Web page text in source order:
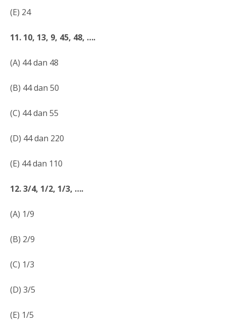
(E) 24
11. 10, 13, 9, 45, 48, ….
(A) 44 dan 48
(B) 44 dan 50
(C) 44 dan 55
(D) 44 dan 220
(E) 44 dan 110
12. 3/4, 1/2, 1/3, ….
(A) 1/9
(B) 2/9
(C) 1/3
(D) 3/5
(E) 1/5